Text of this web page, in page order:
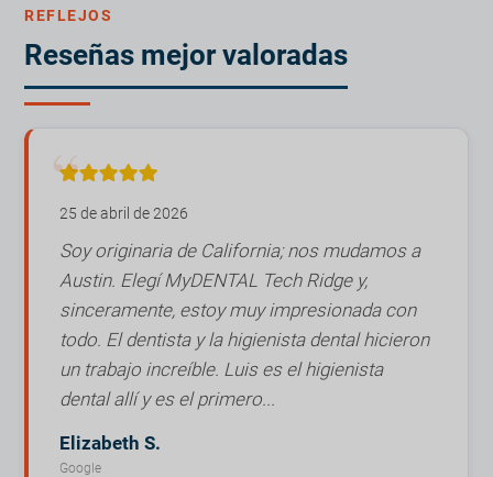
REFLEJOS
Reseñas mejor valoradas
25 de abril de 2026
Soy originaria de California; nos mudamos a
Austin. Elegí MyDENTAL Tech Ridge y,
sinceramente, estoy muy impresionada con
todo. El dentista y la higienista dental hicieron
un trabajo increíble. Luis es el higienista
dental allí y es el primero...
Elizabeth S.
Google